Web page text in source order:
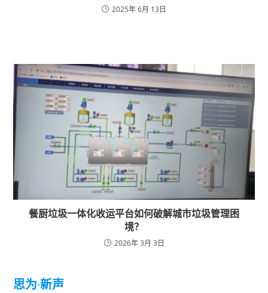
2025年 6月 13日
餐厨垃圾一体化收运平台如何破解城市垃圾管理困
境？
2026年 3月 3日
思为·新声